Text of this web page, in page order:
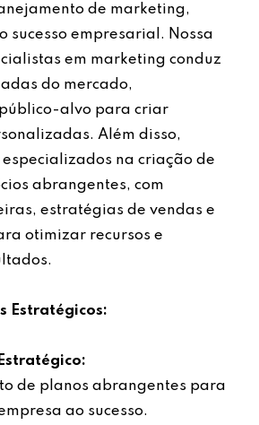
de marketing,
sucesso empresarial. Nossa
em marketing conduz
do mercado,
alvo para criar
Além disso,
especializados na criação de
abrangentes, com
estratégias de vendas e
otimizar recursos e
Estratégicos:
de planos abrangentes para
ao sucesso.